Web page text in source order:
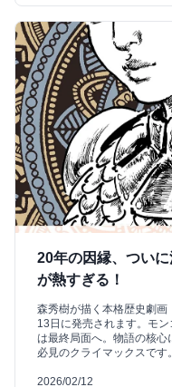
20年の因縁、つい
が熱すぎる！
森秀樹が描く本格歴史劇画
13日に発売されます。モ
は最終局面へ。物語の核
必見のクライマックスです。
2026/02/12